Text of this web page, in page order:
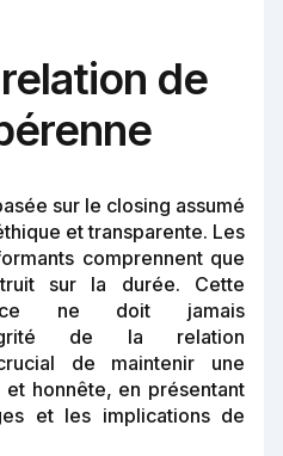
de
sur le closing assumé
et transparente. Les
comprennent que
sur la durée. Cette
ne doit jamais
de la relation
de maintenir une
honnête, en présentant
et les implications de